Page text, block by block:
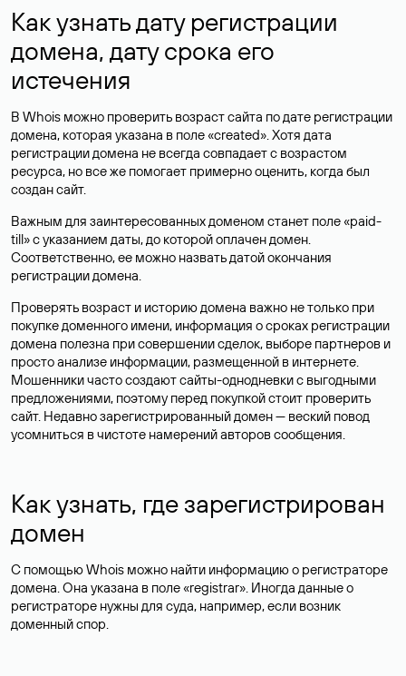
Как узнать дату регистрации
домена, дату срока его
истечения
В Whois можно проверить возраст сайта по дате регистрации
домена, которая указана в поле «created». Хотя дата
регистрации домена не всегда совпадает с возрастом
ресурса, но все же помогает примерно оценить, когда был
создан сайт.
Важным для заинтересованных доменом станет поле «paid-
till» с указанием даты, до которой оплачен домен.
Соответственно, ее можно назвать датой окончания
регистрации домена.
Проверять возраст и историю домена важно не только при
покупке доменного имени, информация о сроках регистрации
домена полезна при совершении сделок, выборе партнеров и
просто анализе информации, размещенной в интернете.
Мошенники часто создают сайты-однодневки с выгодными
предложениями, поэтому перед покупкой стоит проверить
сайт. Недавно зарегистрированный домен — веский повод
усомниться в чистоте намерений авторов сообщения.
Как узнать, где зарегистрирован
домен
С помощью Whois можно найти информацию о регистраторе
домена. Она указана в поле «registrar». Иногда данные о
регистраторе нужны для суда, например, если возник
доменный спор.